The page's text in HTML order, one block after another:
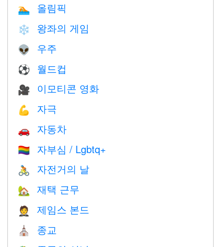
🏊 올림픽
❄️ 왕좌의 게임
👽 우주
⚽ 월드컵
🎥 이모티콘 영화
💪 자극
🚗 자동차
🏳️‍🌈 자부심 / Lgbtq+
🚴 자전거의 날
🏡 재택 근무
🤵 제임스 본드
⛪️ 종교